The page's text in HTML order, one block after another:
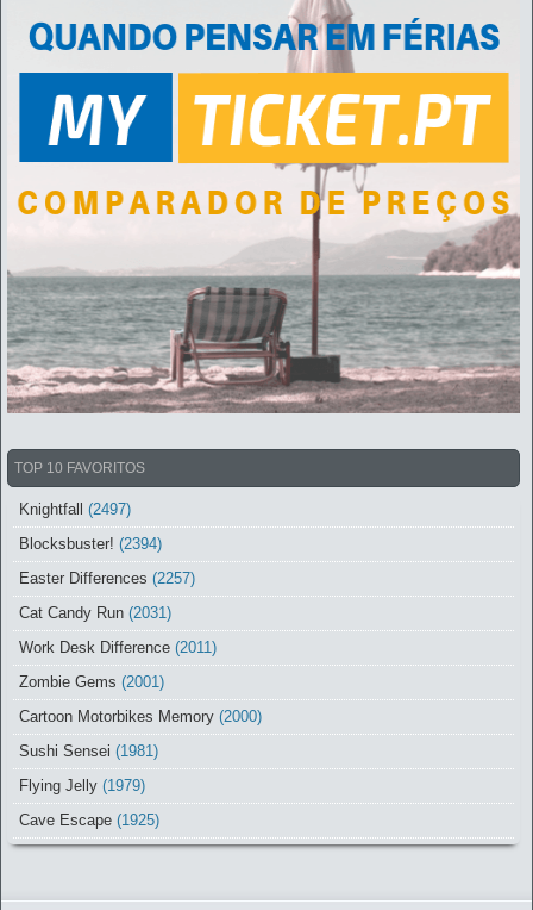
TOP 10 FAVORITOS
Knightfall (2497)
Blocksbuster! (2394)
Easter Differences (2257)
Cat Candy Run (2031)
Work Desk Difference (2011)
Zombie Gems (2001)
Cartoon Motorbikes Memory (2000)
Sushi Sensei (1981)
Flying Jelly (1979)
Cave Escape (1925)